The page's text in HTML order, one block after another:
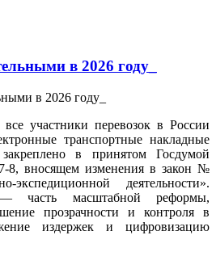
в 2026 году_
участники перевозок в России
транспортные накладные
в принятом Госдумой
8, вносящем изменения в закон №
деятельности».
масштабной реформы,
прозрачности и контроля в
издержек и цифровизацию